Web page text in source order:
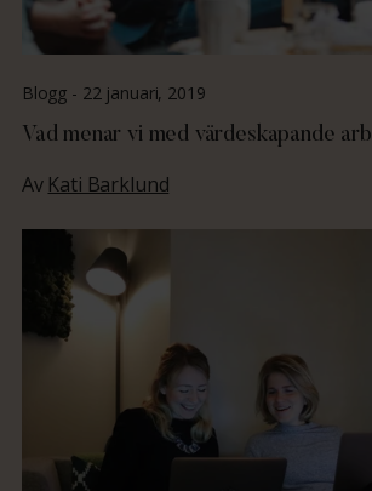
Blogg - 22 januari, 2019
Vad menar vi med värdeskapande
Av Kati Barklund